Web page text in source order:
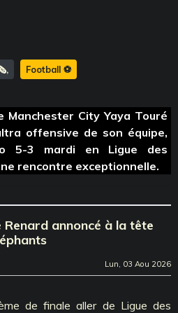
Football ⚽️
Manchester City Yaya Touré
offensive de son équipe,
5-3 mardi en Ligue des
rencontre exceptionnelle.
Renard annoncé à la tête
Lun, 03 Aou 2026
de finale aller de Ligue des